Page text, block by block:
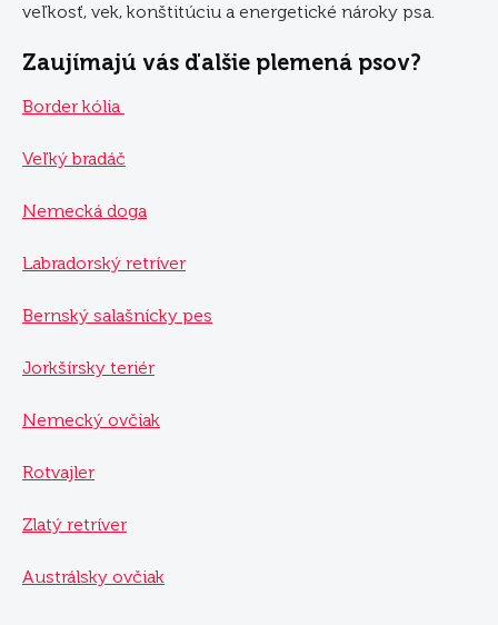
veľkosť, vek, konštitúciu a energetické nároky psa.
Zaujímajú vás ďalšie plemená psov?
Border kólia
Veľký bradáč
Nemecká doga
Labradorský retríver
Bernský salašnícky pes
Jorkšírsky teriér
Nemecký ovčiak
Rotvajler
Zlatý retríver
Austrálsky ovčiak